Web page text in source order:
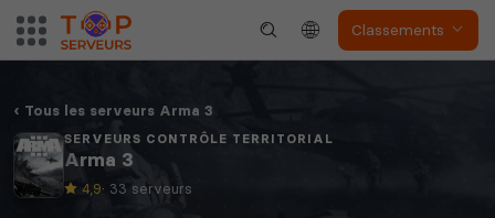
Classements
Tous les serveurs Arma 3
SERVEURS CONTRÔLE TERRITORIAL
Arma 3
4,9· 33 serveurs